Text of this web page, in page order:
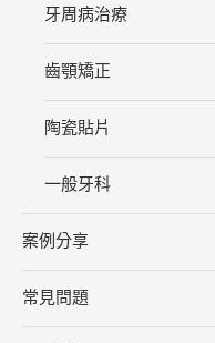
牙周病治療
齒顎矯正
陶瓷貼片
一般牙科
案例分享
常見問題